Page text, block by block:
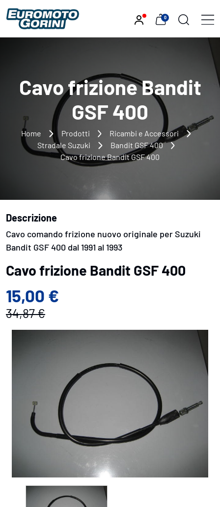
0
Cavo frizione Bandit
GSF 400
Home Prodotti
Ricambi e Accessori
Stradale Suzuki
Bandit GSF 400
Cavo frizione Bandit GSF 400
Cavo frizione Bandit GSF 400
15,00 €
34,87 €
Descrizione
Cavo comando frizione nuovo originale per Suzuki
Bandit GSF 400 dal 1991 al 1993